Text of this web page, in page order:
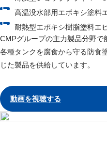
CMPグループの主⼒製品分野で
各種タンクを腐⾷から守る防⾷
じた製品を供給しています。
高温没水部用エポキシ塗料
耐熱型エポキシ樹脂塗料エ
動画を視聴する